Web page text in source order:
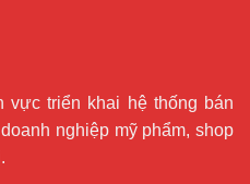
triển khai hệ thống bán
nghiệp mỹ phẩm, shop